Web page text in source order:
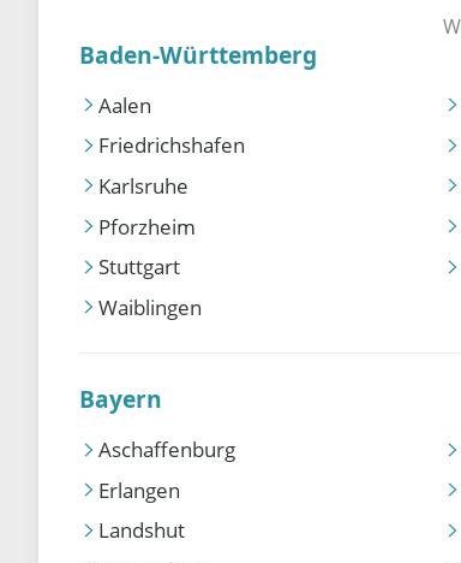
Baden-Württemberg
Aalen
Friedrichshafen
Karlsruhe
Pforzheim
Stuttgart
Waiblingen
Bayern
Aschaffenburg
Erlangen
Landshut